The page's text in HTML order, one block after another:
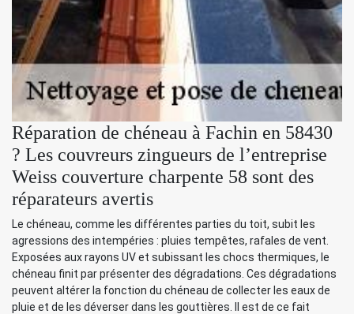
Réparation de chéneau à Fachin en 58430
? Les couvreurs zingueurs de l’entreprise
Weiss couverture charpente 58 sont des
réparateurs avertis
Le chéneau, comme les différentes parties du toit, subit les
agressions des intempéries : pluies tempêtes, rafales de vent.
Exposées aux rayons UV et subissant les chocs thermiques, le
chéneau finit par présenter des dégradations. Ces dégradations
peuvent altérer la fonction du chéneau de collecter les eaux de
pluie et de les déverser dans les gouttières. Il est de ce fait